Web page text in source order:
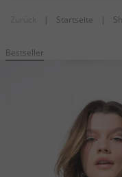
| Startseite |
Bestseller